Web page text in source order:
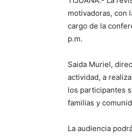
motivadoras, con
cargo de la
p.m.
Saida Muriel,
actividad, a
los participantes
familias y
La audiencia